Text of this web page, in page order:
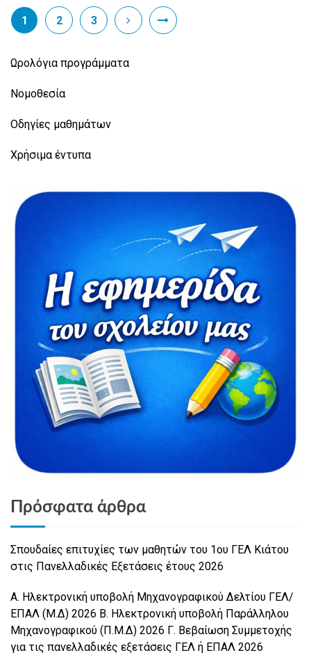
1 2 3
Ωρολόγια προγράμματα
Νομοθεσία
Οδηγίες μαθημάτων
Χρήσιμα έντυπα
Πρόσφατα άρθρα
Σπουδαίες επιτυχίες των μαθητών του 1ου ΓΕΛ Κιάτου
στις Πανελλαδικές Εξετάσεις έτους 2026
Α. Ηλεκτρονική υποβολή Μηχανογραφικού Δελτίου ΓΕΛ/
ΕΠΑΛ (Μ.Δ) 2026 Β. Ηλεκτρονική υποβολή Παράλληλου
Μηχανογραφικού (Π.Μ.Δ) 2026 Γ. Βεβαίωση Συμμετοχής
για τις πανελλαδικές εξετάσεις ΓΕΛ ή ΕΠΑΛ 2026